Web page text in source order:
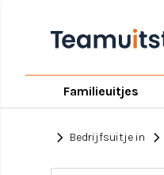
Familieuitjes
chevron_right Bedrijfsuitje in chevron_right